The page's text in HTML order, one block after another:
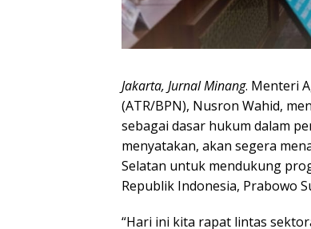
Jakarta, Jurnal Minang. Menteri
(ATR/BPN), Nusron Wahid,
sebagai dasar hukum dalam
menyatakan, akan segera
Selatan untuk mendukung
Republik Indonesia, Prabowo
“Hari ini kita rapat lintas